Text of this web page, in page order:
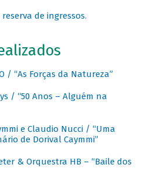
reserva de ingressos.
/ “As Forças da Natureza”
/ “50 Anos – Alguém na
e Claudio Nucci / “Uma
de Dorival Caymmi”
& Orquestra HB – “Baile dos